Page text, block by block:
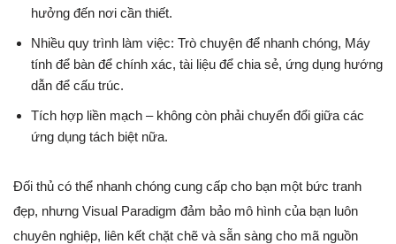
hưởng đến nơi cần thiết.
Nhiều quy trình làm việc: Trò chuyện để nhanh chóng, Máy
tính để bàn để chính xác, tài liệu để chia sẻ, ứng dụng hướng
dẫn để cấu trúc.
Tích hợp liền mạch – không còn phải chuyển đổi giữa các
ứng dụng tách biệt nữa.
Đối thủ có thể nhanh chóng cung cấp cho bạn một bức tranh
đẹp, nhưng Visual Paradigm đảm bảo mô hình của bạn luôn
chuyên nghiệp, liên kết chặt chẽ và sẵn sàng cho mã nguồn